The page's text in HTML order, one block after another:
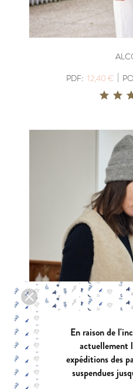
PDF: 12,40 € |
En raison de
actuellement
expéditions des
suspendues